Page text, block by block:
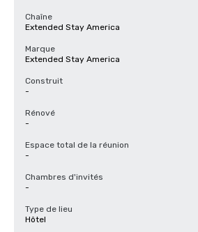
Chaîne
Extended Stay America
Marque
Extended Stay America
Construit
-
Rénové
-
Espace total de la réunion
-
Chambres d'invités
-
Type de lieu
Hôtel